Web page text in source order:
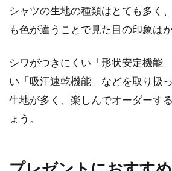
シャツの生地の種類はとても多く
も色が違うことで見た目の印象は
シワがつきにくい「形状安定機能
い「吸汗速乾機能」などを取り扱
生地が多く、楽しんでオーダーす
ょう。